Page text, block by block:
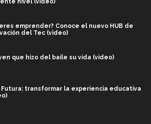
emprender? Conoce el nuevo HUB de
del Tec (video)
que hizo del baile su vida (video)
Futura: transformar la experiencia educativa